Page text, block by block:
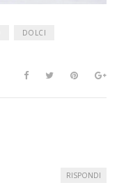
DOLCI
RISPONDI